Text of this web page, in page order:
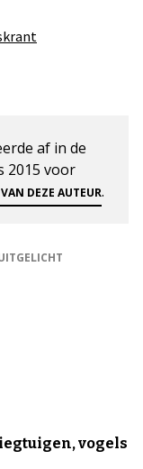
af in de
2015 voor
DEZE AUTEUR.
vogels